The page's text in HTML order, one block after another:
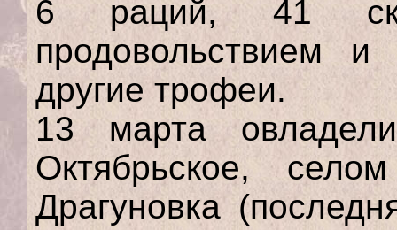
6 раций, 41
продовольствием
другие трофеи.
13 марта
Октябрьское,
Драгуновка